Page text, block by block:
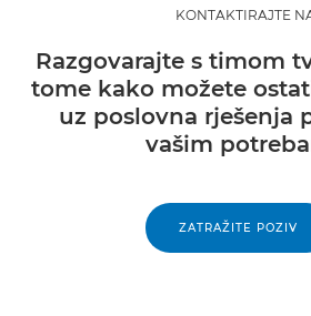
KONTAKTIRAJTE
Razgovarajte s timom
tome kako možete
uz poslovna rješenja
vašim
ZATRAŽITE POZIV